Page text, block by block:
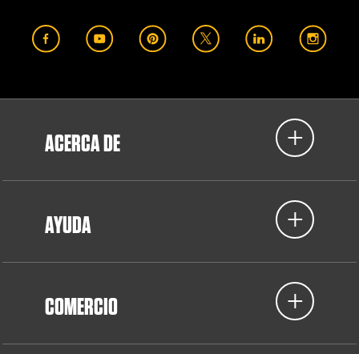
ACERCA DE
AYUDA
COMERCIO